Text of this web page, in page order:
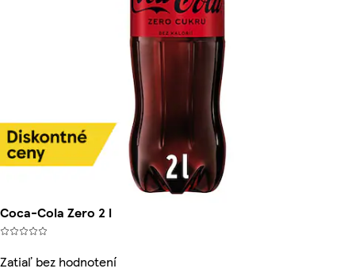
Coca-Cola Zero 2 l
Zatiaľ bez hodnotení